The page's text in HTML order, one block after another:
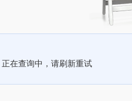
正在查询中，请刷新重试